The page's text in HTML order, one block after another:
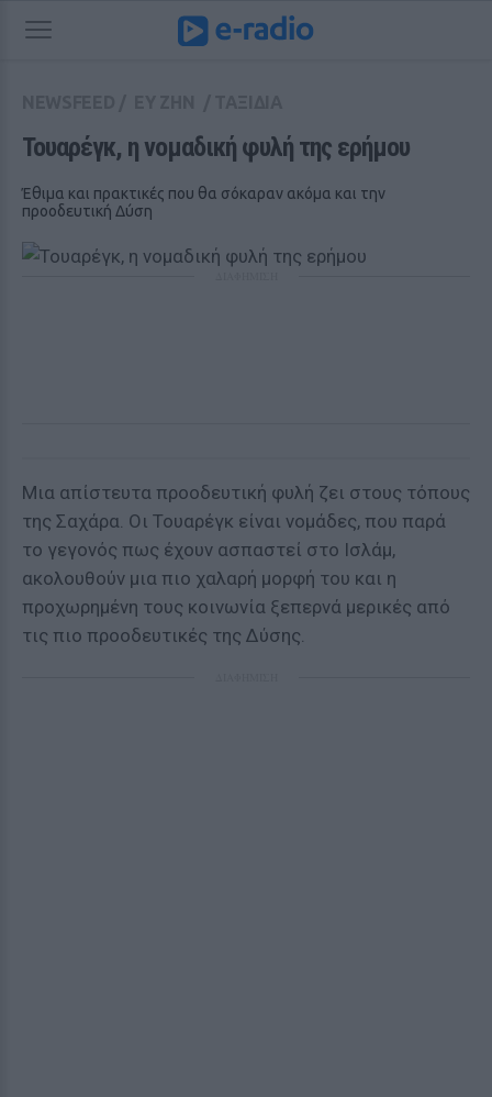
Τουαρέγκ, η νομαδική φυλή της ερήμου
Έθιμα και πρακτικές που θα σόκαραν ακόμα και την
προοδευτική Δύση
Μια απίστευτα προοδευτική φυλή ζει στους τόπους
της Σαχάρα. Οι Τουαρέγκ είναι νομάδες, που παρά
το γεγονός πως έχουν ασπαστεί στο Ισλάμ,
ακολουθούν μια πιο χαλαρή μορφή του και η
προχωρημένη τους κοινωνία ξεπερνά μερικές από
τις πιο προοδευτικές της Δύσης.